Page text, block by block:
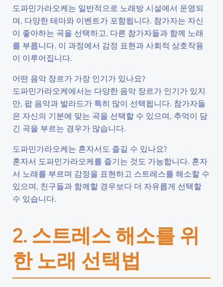
도파민가라오케는 일반적으로 노래방 시설에서 운영되
며, 다양한 테마와 이벤트가 포함됩니다. 참가자는 자신
이 좋아하는 곡을 선택하고, 다른 참가자들과 함께 노래
를 부릅니다. 이 과정에서 감정 표현과 사회적 상호작용
이 이루어집니다.
어떤 음악 장르가 가장 인기가 있나요?
도파민가라오케에서는 다양한 음악 장르가 인기가 있지
만, 팝 음악과 발라드가 특히 많이 선택됩니다. 참가자들
은 자신의 기분에 맞는 곡을 선택할 수 있으며, 추억이 담
긴 곡을 부르는 경우가 많습니다.
도파민가라오케는 혼자서도 즐길 수 있나요?
혼자서 도파민가라오케를 즐기는 것도 가능합니다. 혼자
서 노래를 부르며 감정을 표현하고 스트레스를 해소할 수
있으며, 친구들과 함께할 경우보다 더 자유롭게 선택할
수 있습니다.
2. 스트레스 해소를 위
한 노래 선택법